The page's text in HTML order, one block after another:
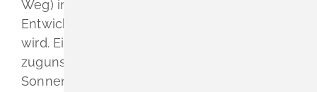
Weg) im Gewann Vorderer Hofacker, deren
Entwicklung derzeit nicht weiterverfolgt
wird. Ein Teilbereich mit rund 0,28 ha soll
zugunsten der Wohnentwicklung am
Sonnenstück aufgegeben werden. Durch